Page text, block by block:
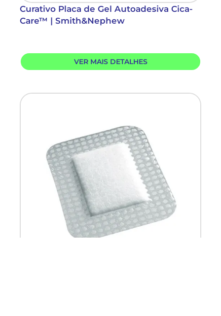
Curativo Placa de Gel Autoadesiva Cica-
Care™ | Smith&Nephew
VER MAIS DETALHES